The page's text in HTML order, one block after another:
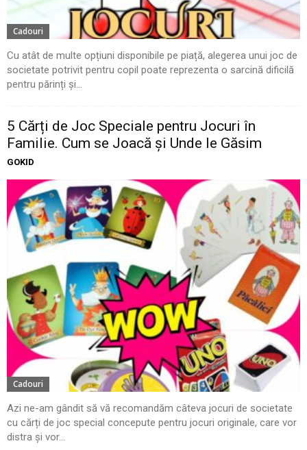
Cadouri
Cu atât de multe opțiuni disponibile pe piață, alegerea unui joc de
societate potrivit pentru copil poate reprezenta o sarcină dificilă
pentru părinți și...
5 Cărți de Joc Speciale pentru Jocuri în
Familie. Cum se Joacă și Unde le Găsim
GOKID
Cadouri
Azi ne-am gândit să vă recomandăm câteva jocuri de societate
cu cărți de joc special concepute pentru jocuri originale, care vor
distra și vor...